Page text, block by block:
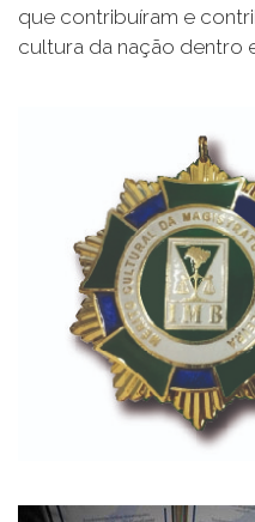
que contribuíram e
cultura da nação dentro